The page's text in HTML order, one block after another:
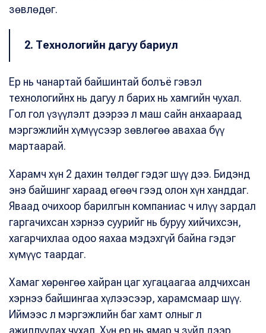
зөвлөдөг.
2. Технологийн дагуу бариул
Ер нь чанартай байшинтай болъё гэвэл
технологийнх нь дагуу л барих нь хамгийн чухал.
Гол гол үзүүлэлт дээрээ л маш сайн анхаараад
мэргэжлийн хүмүүсээр зөвлөгөө авахаа бүү
мартаарай.
Харамч хүн 2 дахин төлдөг гэдэг шүү дээ. Бидэнд
энэ байшинг хараад өгөөч гээд олон хүн ханддаг.
Яваад очихоор барилгын компаниас ч илүү зардал
гаргачихсан хэрнээ суурийг нь буруу хийчихсэн,
хагарчихлаа одоо яахаа мэдэхгүй байна гэдэг
хүмүүс таардаг.
Хамаг хөрөнгөө хайран цаг хугацаагаа алдчихсан
хэрнээ байшингаа хүлээсээр, харамсмаар шүү.
Иймээс л мэргэжлийн баг хамт олныг л
ажиллуулах чухал. Хүн ер нь ямар ч зүйл дээр